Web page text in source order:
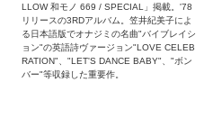
LLOW 和モノ 669 / SPECIAL」掲載。'78
リリースの3RDアルバム。笠井紀美子によ
る日本語版でオナジミの名曲"バイブレイシ
ョン"の英語詩ヴァージョン"LOVE CELEB
RATION"、"LET'S DANCE BABY"、"ボン
バー"等収録した重要作。